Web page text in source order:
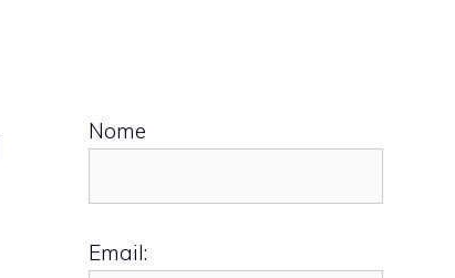
Nome
Email: